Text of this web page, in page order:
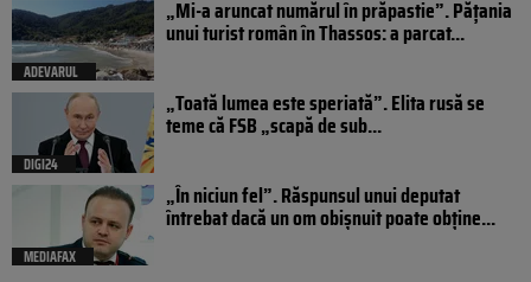
ADEVARUL
„Mi-a aruncat numărul în prăpastie”. Pățania
unui turist român în Thassos: a parcat...
DIGI24
„Toată lumea este speriată”. Elita rusă se
teme că FSB „scapă de sub...
MEDIAFAX
„În niciun fel”. Răspunsul unui deputat
întrebat dacă un om obișnuit poate obține...